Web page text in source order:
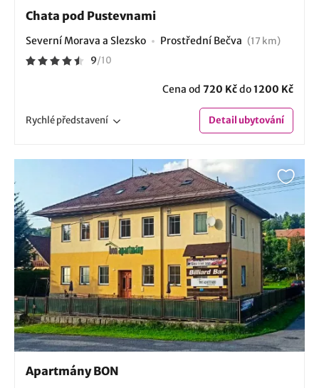
Chata pod Pustevnami
Severní Morava a Slezsko Prostřední Bečva (17 km)
9/10
Cena od 720 Kčdo1200 Kč
Rychlépředstavení Detailubytování
Apartmány BON